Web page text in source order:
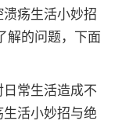
疡生活小妙招
解的问题，下面
常生活造成不
活小妙招与绝